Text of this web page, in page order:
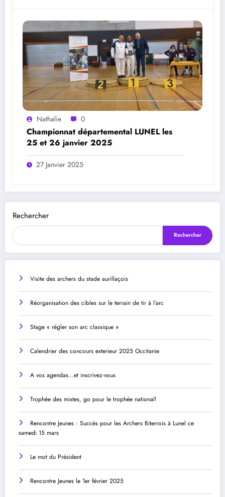
Nathalie 0
Championnat départemental LUNEL les
25 et 26 janvier 2025
27 Janvier 2025
Rechercher
Rechercher
Visite des archers du stade aurillaçois
Réorganisation des cibles sur le terrain de tir à l’arc
Stage « régler son arc classique »
Calendrier des concours exterieur 2025 Occitanie
A vos agendas…et inscrivez-vous
Trophée des mixtes, go pour le trophée national!
Rencontre Jeunes : Succès pour les Archers Biterrois à Lunel ce
samedi 15 mars
Le mot du Président
Rencontre Jeunes le 1er février 2025